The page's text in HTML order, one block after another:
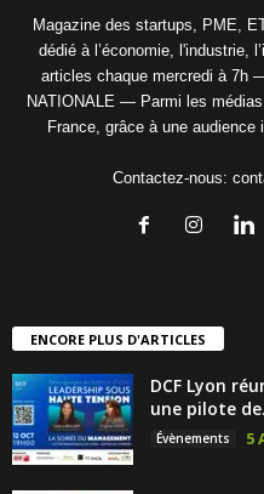
Magazine des startups, PME,
dédié à l’économie, l'industrie,
articles chaque mercredi à 7h
NATIONALE — Parmi les
France, grâce à une audience
Contactez-nous:
ENCORE PLUS D'ARTICLES
DCF Lyon
une pilote
Évènements 5